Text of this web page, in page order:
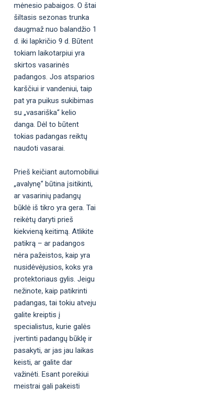
mėnesio pabaigos. O štai
šiltasis sezonas trunka
daugmaž nuo balandžio 1
d. iki lapkričio 9 d. Būtent
tokiam laikotarpiui yra
skirtos vasarinės
padangos. Jos atsparios
karščiui ir vandeniui, taip
pat yra puikus sukibimas
su „vasariška“ kelio
danga. Dėl to būtent
tokias padangas reiktų
naudoti vasarai.
Prieš keičiant automobiliui
„avalynę“ būtina įsitikinti,
ar vasarinių padangų
būklė iš tikro yra gera. Tai
reikėtų daryti prieš
kiekvieną keitimą. Atlikite
patikrą – ar padangos
nėra pažeistos, kaip yra
nusidėvėjusios, koks yra
protektoriaus gylis. Jeigu
nežinote, kaip patikrinti
padangas, tai tokiu atveju
galite kreiptis į
specialistus, kurie galės
įvertinti padangų būklę ir
pasakyti, ar jas jau laikas
keisti, ar galite dar
važinėti. Esant poreikiui
meistrai gali pakeisti